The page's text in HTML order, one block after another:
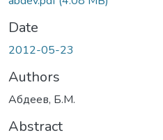
Date
2012-05-23
Authors
Абдеев, Б.М.
Abstract